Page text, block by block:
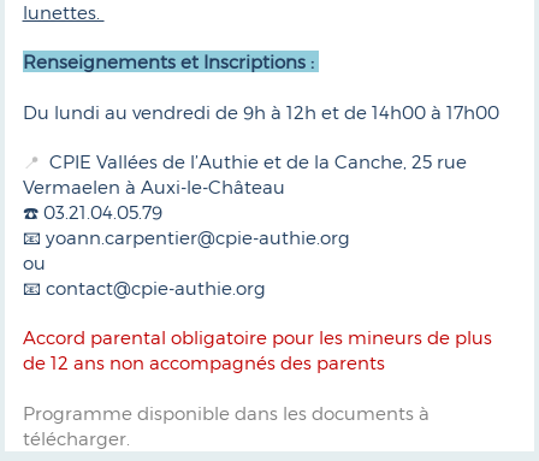
lunettes.
Renseignements et Inscriptions :
Du lundi au vendredi de 9h à 12h et de 14h00 à 17h00
📍 CPIE Vallées de l’Authie et de la Canche, 25 rue
Vermaelen à Auxi-le-Château
☎️ 03.21.04.05.79
📧 yoann.carpentier@cpie-authie.org
ou
📧 contact@cpie-authie.org
Accord parental obligatoire pour les mineurs de plus
de 12 ans non accompagnés des parents
Programme disponible dans les documents à
télécharger.